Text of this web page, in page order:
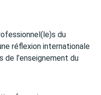
du
réflexion internationale
de l’enseignement du